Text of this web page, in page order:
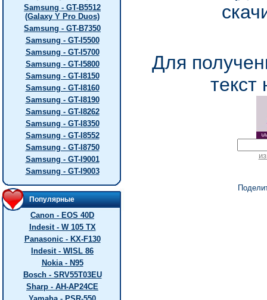
Samsung - GT-B5512
(Galaxy Y Pro Duos)
Samsung - GT-B7350
Samsung - GT-I5500
Samsung - GT-I5700
Samsung - GT-I5800
Samsung - GT-I8150
Samsung - GT-I8160
Samsung - GT-I8190
Samsung - GT-I8262
Samsung - GT-I8350
Samsung - GT-I8552
Samsung - GT-I8750
Samsung - GT-I9001
Samsung - GT-I9003
Популярные
Canon - EOS 40D
Indesit - W 105 TX
Panasonic - KX-F130
Indesit - WISL 86
Nokia - N95
Bosch - SRV55T03EU
Sharp - AH-AP24CE
Для
текст